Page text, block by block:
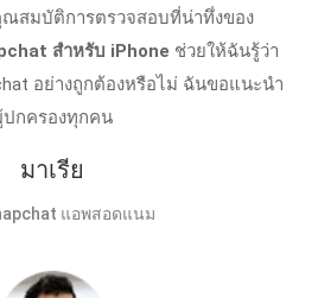
สมบัติการตรวจสอบที่น่าทึ่งของ
สําหรับ iPhone ช่วยให้ฉันรู้ว่า
อย่างถูกต้องหรือไม่ ฉันขอแนะนํา
ปกครองทุกคน
มาเรีย
แอพสอดแนม